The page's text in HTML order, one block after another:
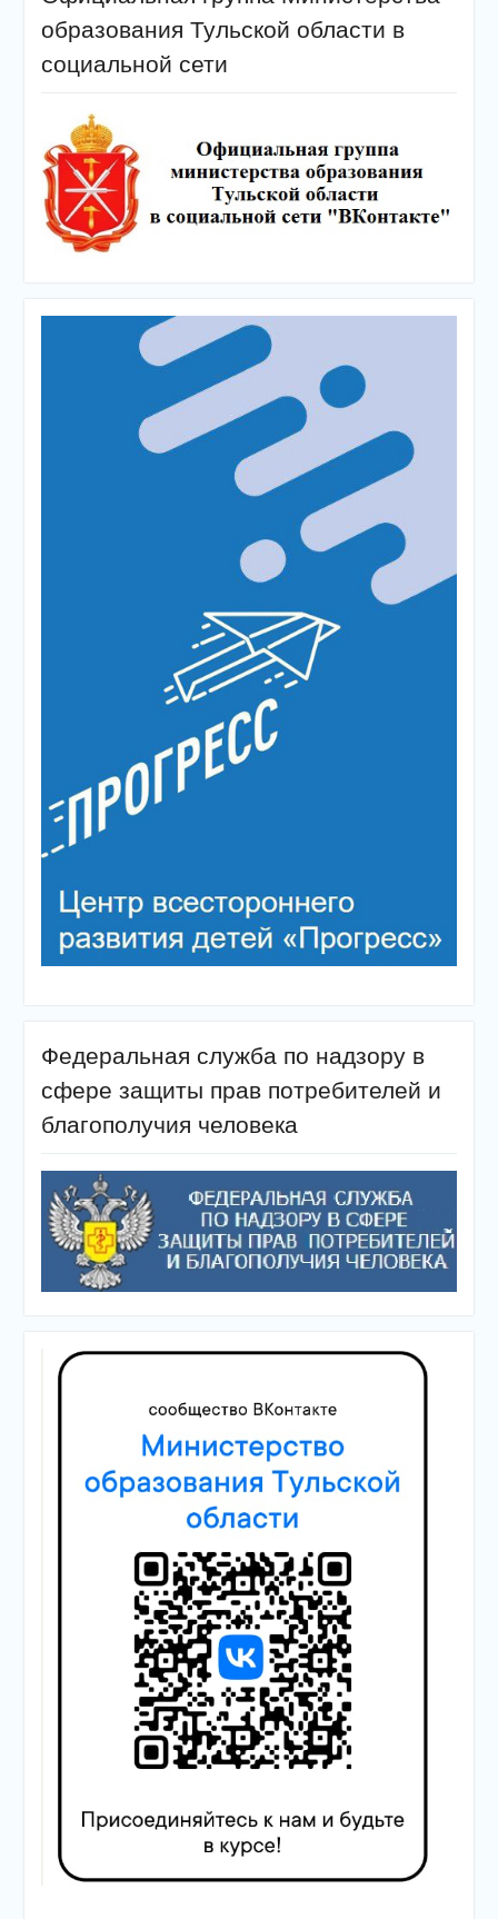
образования Тульской области в
социальной сети
Федеральная служба по надзору в
сфере защиты прав потребителей и
благополучия человека